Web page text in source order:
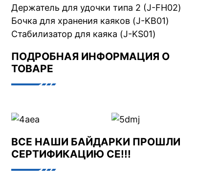
Держатель для удочки типа 2 (J-FH02)
Бочка для хранения каяков (J-KB01)
Стабилизатор для каяка (J-KS01)
ПОДРОБНАЯ ИНФОРМАЦИЯ О
ТОВАРЕ
ВСЕ НАШИ БАЙДАРКИ ПРОШЛИ
СЕРТИФИКАЦИЮ CE!!!